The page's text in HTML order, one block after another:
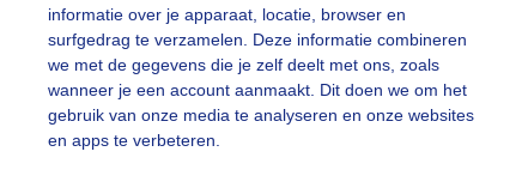
informatie over je apparaat, locatie, browser en
surfgedrag te verzamelen. Deze informatie combineren
we met de gegevens die je zelf deelt met ons, zoals
wanneer je een account aanmaakt. Dit doen we om het
gebruik van onze media te analyseren en onze websites
en apps te verbeteren.
de wind in